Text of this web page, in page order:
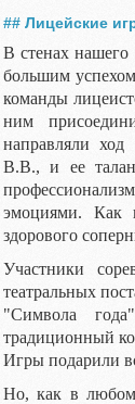
## Лицейские
В стенах нашего
большим
команды
ним
направляли ход
В.В., и ее
эмоциями. Как
здорового
Участники
театральных
"Символа
традиционный
Игры подарили
Но, как в любом